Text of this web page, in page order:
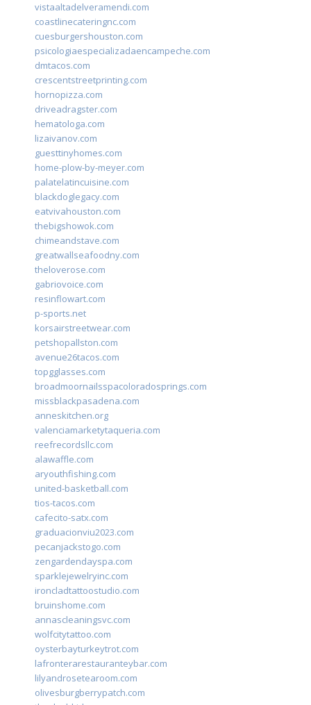
vistaaltadelveramendi.com
coastlinecateringnc.com
cuesburgershouston.com
psicologiaespecializadaencampeche.com
dmtacos.com
crescentstreetprinting.com
hornopizza.com
driveadragster.com
hematologa.com
lizaivanov.com
guesttinyhomes.com
home-plow-by-meyer.com
palatelatincuisine.com
blackdoglegacy.com
eatvivahouston.com
thebigshowok.com
chimeandstave.com
greatwallseafoodny.com
theloverose.com
gabriovoice.com
resinflowart.com
p-sports.net
korsairstreetwear.com
petshopallston.com
avenue26tacos.com
topgglasses.com
broadmoornailsspacoloradosprings.com
missblackpasadena.com
anneskitchen.org
valenciamarketytaqueria.com
reefrecordsllc.com
alawaffle.com
aryouthfishing.com
united-basketball.com
tios-tacos.com
cafecito-satx.com
graduacionviu2023.com
pecanjackstogo.com
zengardendayspa.com
sparklejewelryinc.com
ironcladtattoostudio.com
bruinshome.com
annascleaningsvc.com
wolfcitytattoo.com
oysterbayturkeytrot.com
lafronterarestauranteybar.com
lilyandrosetearoom.com
olivesburgberrypatch.com